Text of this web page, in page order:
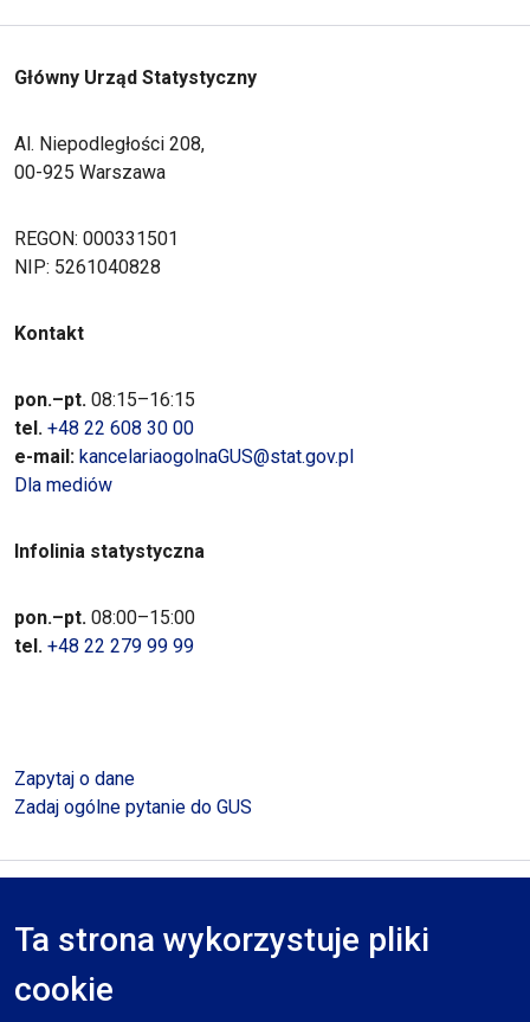
Ta strona wykorzystuje pliki
cookie
Główny Urząd Statystyczny
Al. Niepodległości 208,
00-925 Warszawa
REGON: 000331501
NIP: 5261040828
Kontakt
pon.–pt. 08:15–16:15
tel. +48 22 608 30 00
e-mail: kancelariaogolnaGUS@stat.gov.pl
Dla mediów
Infolinia statystyczna
pon.–pt. 08:00–15:00
tel. +48 22 279 99 99
Zapytaj o dane
Zadaj ogólne pytanie do GUS
RODO